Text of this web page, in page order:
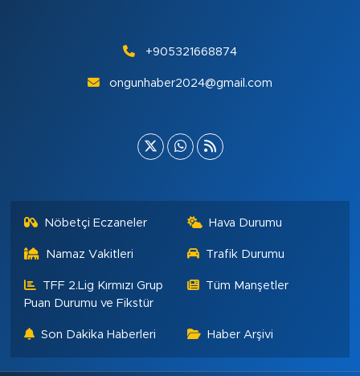
+905321668874
ongunhaber2024@gmail.com
Nöbetçi Eczaneler Hava Durumu
Namaz Vakitleri Trafik Durumu
TFF 2.Lig Kırmızı Grup
Puan Durumu ve Fikstür
Tüm Manşetler
Son Dakika Haberleri Haber Arşivi